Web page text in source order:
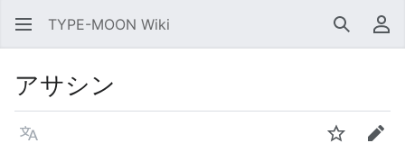
TYPE-MOON Wiki 検索 利
アサシン
言語 ウォッチ編集